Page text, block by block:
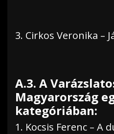
3. Cirkos Veronika –
A.3. A
Magyarország
kategóriában:
1. Kocsis Ferenc – A